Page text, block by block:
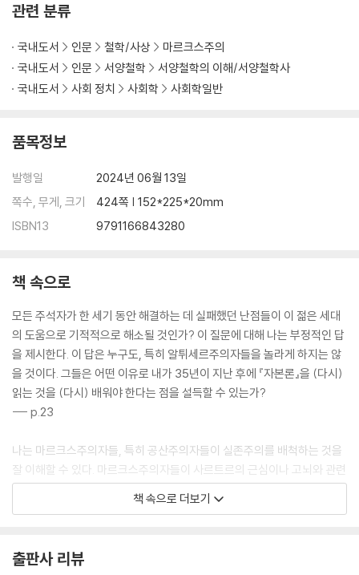
관련 분류
국내도서 인문 철학/사상
마르크스주의
국내도서
인문 서양철학
서양철학의 이해/서양철학사
국내도서
사회 정치 사회학 사회학일반
품목정보
발행일
2024년 06월 13일
쪽수, 무게, 크기
424쪽 | 152*225*20mm
ISBN13
9791166843280
책 속으로
모든 주석자가 한 세기 동안 해결하는 데 실패했던 난점들이 이 젊은 세대
의 도움으로 기적적으로 해소될 것인가? 이 질문에 대해 나는 부정적인 답
을 제시한다. 이 답은 누구도, 특히 알튀세르주의자들을 놀라게 하지는 않
을 것이다. 그들은 어떤 이유로 내가 35년이 지난 후에 『자본론』을 (다시)
읽는 것을 (다시) 배워야 한다는 점을 설득할 수 있는가?
--- p.23
나는 마르크스주의자들, 특히 공산주의자들이 실존주의를 배척하는 것을
잘 이해할 수 있다. 마르크스주의자들이 사르트르의 근심이나 고뇌와 관련
된 분석 중 어떤 것을 선뜻 받아들일 수도 있지만, 거기에 아주 다른 의미를
부여할 것이다. 의식은 역사 속에서 스스로를 창조하고 스스로를 완성해
--- p.60
책 속으로 더보기
출판사 리뷰